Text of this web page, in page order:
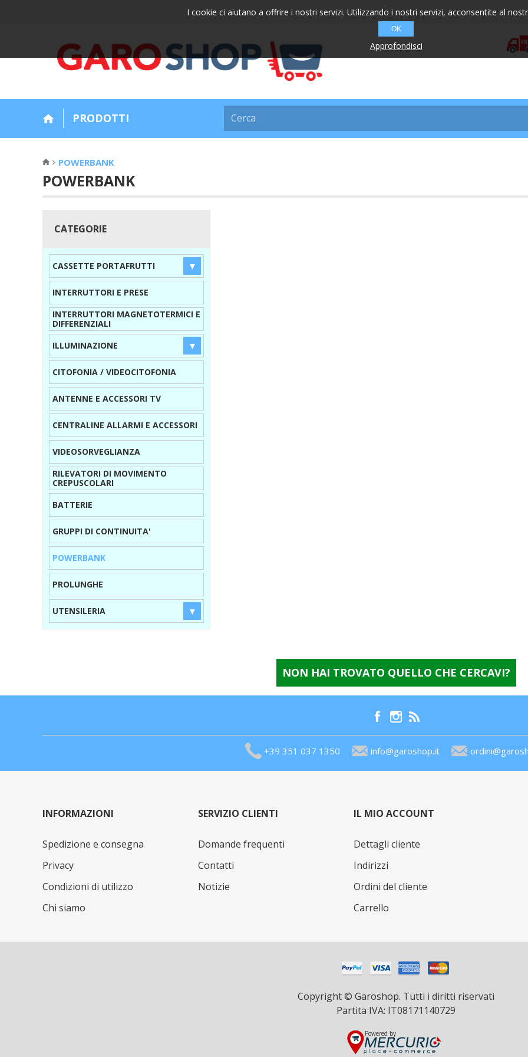
PRODOTTI
POWERBANK
POWERBANK
CATEGORIE
CASSETTE PORTAFRUTTI
INTERRUTTORI E PRESE
INTERRUTTORI MAGNETOTERMICI E
DIFFERENZIALI
ILLUMINAZIONE
CITOFONIA / VIDEOCITOFONIA
ANTENNE E ACCESSORI TV
CENTRALINE ALLARMI E ACCESSORI
VIDEOSORVEGLIANZA
RILEVATORI DI MOVIMENTO
CREPUSCOLARI
BATTERIE
GRUPPI DI CONTINUITA'
POWERBANK
PROLUNGHE
UTENSILERIA
NON HAI TROVATO QUELLO CHE CERCAVI?
+39 351 037 1350 info@garoshop.it
INFORMAZIONI
Spedizione e consegna
Privacy
Condizioni di utilizzo
Chi siamo
SERVIZIO CLIENTI
Domande frequenti
Contatti
Notizie
IL MIO ACCOUNT
Dettagli cliente
Indirizzi
Ordini del cliente
Carrello
Copyright © Garoshop. Tutti i diritti riservati
Partita IVA: IT08171140729
Powered by
I cookie ci aiutano a offrire i nostri servizi. Utilizzando i nostri servizi, acconsentite al
OK
Approfondisci